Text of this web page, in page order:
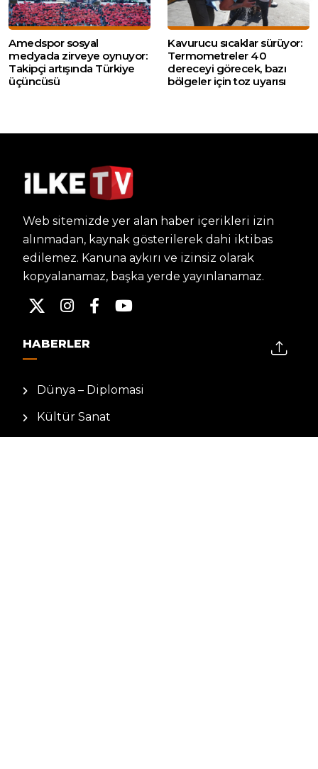
Amedspor sosyal
medyada zirveye oynuyor:
Takipçi artışında Türkiye
üçüncüsü
Kavurucu sıcaklar sürüyor:
Termometreler 40
dereceyi görecek, bazı
bölgeler için toz uyarısı
Web sitemizde yer alan haber içerikleri izin
alınmadan, kaynak gösterilerek dahi iktibas
edilemez. Kanuna aykırı ve izinsiz olarak
kopyalanamaz, başka yerde yayınlanamaz.
HABERLER
Dünya – Diplomasi
Kültür Sanat